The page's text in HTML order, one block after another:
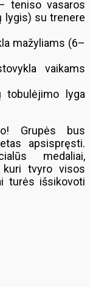
teniso vasaros
lygis) su trenere
mažyliams (6–
vaikams
tobulėjimo lyga
Grupės bus
apsispręsti.
medaliai,
tvyro visos
turės išsikovoti